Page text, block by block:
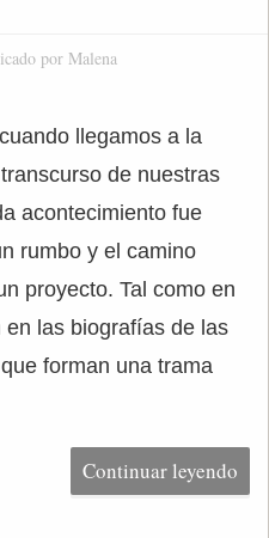
por Malena
llegamos a la
de nuestras
acontecimiento fue
rumbo y el camino
proyecto. Tal como en
en las biografías de las
forman una trama
Continuar leyendo